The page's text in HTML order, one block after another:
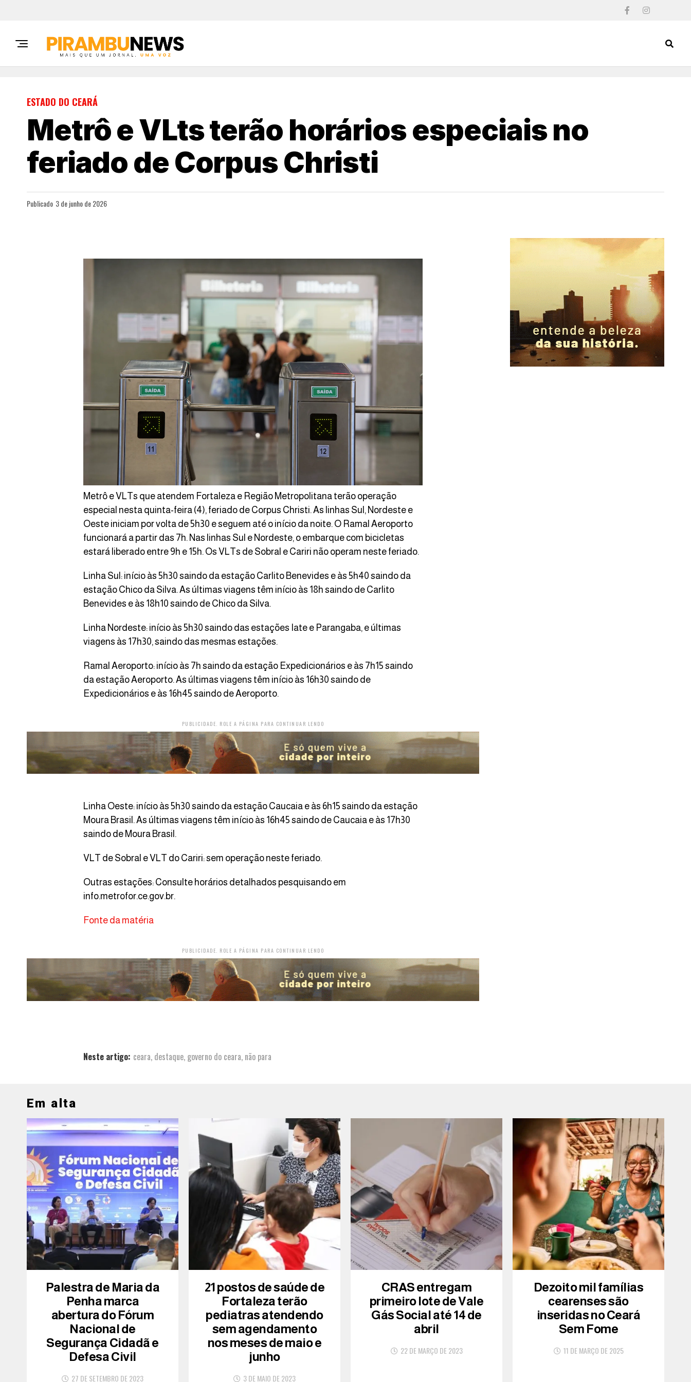
ESTADO DO CEARÁ
Metrô e VLts terão horários especiais no
feriado de Corpus Christi
Publicado 3 de junho de 2026
Metrô e VLTs que atendem Fortaleza e Região Metropolitana terão operação
especial nesta quinta-feira (4), feriado de Corpus Christi. As linhas Sul, Nordeste e
Oeste iniciam por volta de 5h30 e seguem até o início da noite. O Ramal Aeroporto
funcionará a partir das 7h. Nas linhas Sul e Nordeste, o embarque com bicicletas
estará liberado entre 9h e 15h. Os VLTs de Sobral e Cariri não operam neste feriado.
Linha Sul: início às 5h30 saindo da estação Carlito Benevides e às 5h40 saindo da
estação Chico da Silva. As últimas viagens têm início às 18h saindo de Carlito
Benevides e às 18h10 saindo de Chico da Silva.
Linha Nordeste: início às 5h30 saindo das estações Iate e Parangaba, e últimas
viagens às 17h30, saindo das mesmas estações.
Ramal Aeroporto: início às 7h saindo da estação Expedicionários e às 7h15 saindo
da estação Aeroporto. As últimas viagens têm início às 16h30 saindo de
Expedicionários e às 16h45 saindo de Aeroporto.
PUBLICIDADE. ROLE A PÁGINA PARA CONTINUAR LENDO
Linha Oeste: início às 5h30 saindo da estação Caucaia e às 6h15 saindo da estação
Moura Brasil. As últimas viagens têm início às 16h45 saindo de Caucaia e às 17h30
saindo de Moura Brasil.
VLT de Sobral e VLT do Cariri: sem operação neste feriado.
Outras estações: Consulte horários detalhados pesquisando em
info.metrofor.ce.gov.br.
Fonte da matéria
PUBLICIDADE. ROLE A PÁGINA PARA CONTINUAR LENDO
Neste artigo: ceara, destaque, governo do ceara, não para
Em alta
Palestra de Maria da
Penha marca
abertura do Fórum
Nacional de
Segurança Cidadã e
Defesa Civil
27 DE SETEMBRO DE 2023
21 postos de saúde de
Fortaleza terão
pediatras atendendo
sem agendamento
nos meses de maio e
junho
3 DE MAIO DE 2023
CRAS entregam
primeiro lote de Vale
Gás Social até 14 de
abril
22 DE MARÇO DE 2023
Dezoito mil famílias
cearenses são
inseridas no Ceará
Sem Fome
11 DE MARÇO DE 2025